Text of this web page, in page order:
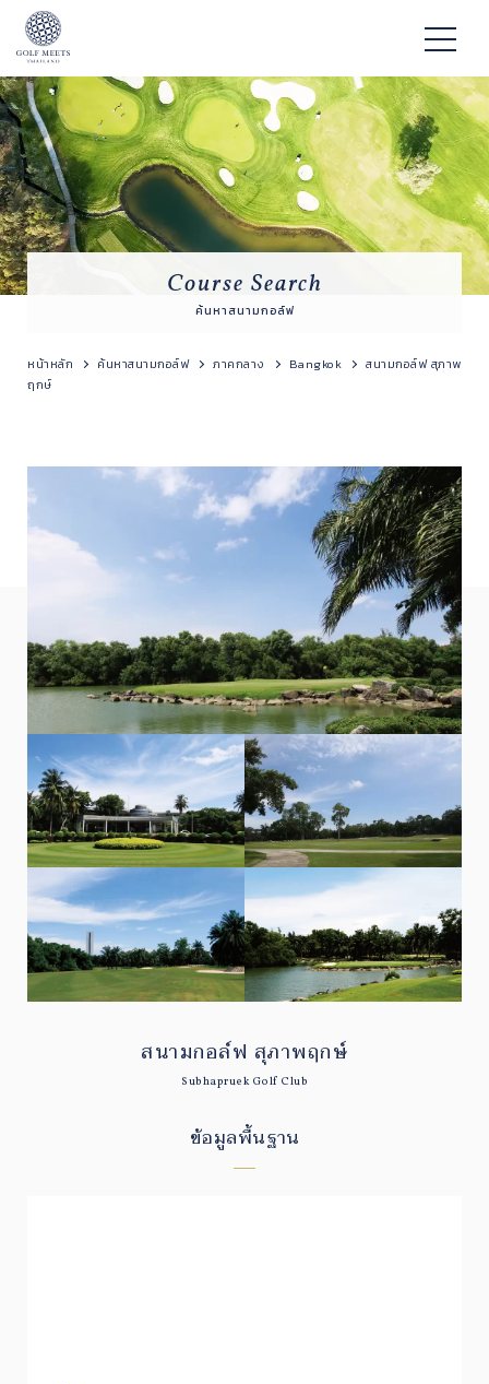
Course Search
ค้นหาสนามกอล์ฟ
หน้าหลัก ค้นหาสนามกอล์ฟ ภาคกลาง Bangkok
สนามกอล์ฟ สุภาพ
ฤกษ์
สนามกอล์ฟ สุภาพฤกษ์
Subhapruek Golf Club
ข้อมูลพื้นฐาน